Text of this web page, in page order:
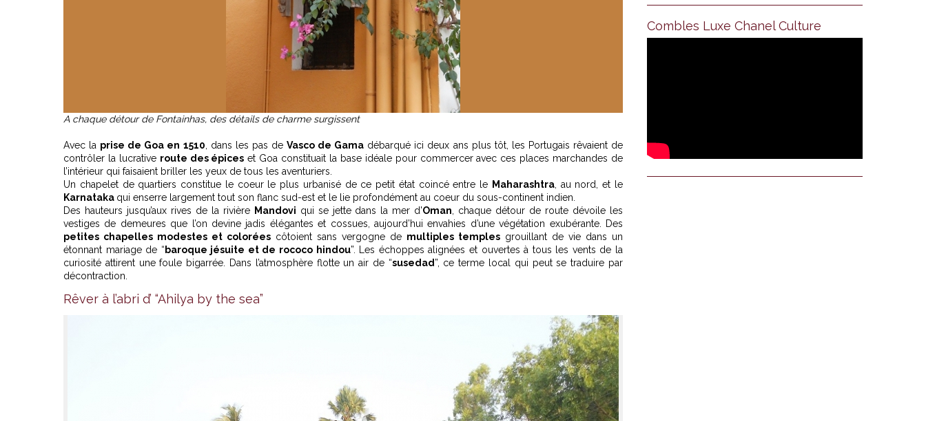
A chaque détour de Fontainhas, des détails de charme surgissent
Avec la prise de Goa en 1510 , dans les pas de Vasco de Gama débarqué ici deux ans plus tôt, les Portugais rêvaient de
contrôler la lucrative route des épices et Goa constituait la base idéale pour commercer avec ces places marchandes de
l’intérieur qui faisaient briller les yeux de tous les aventuriers.
Un chapelet de quartiers constitue le coeur le plus urbanisé de ce petit état coincé entre le Maharashtra, au nord, et le
Karnataka qui enserre largement tout son flanc sud-est et le lie profondément au coeur du sous-continent indien.
Des hauteurs jusqu’aux rives de la rivière Mandovi qui se jette dans la mer d'Oman , chaque détour de route dévoile les
vestiges de demeures que l’on devine jadis élégantes et cossues, aujourd’hui envahies d’une végétation exubérante. Des
petites chapelles modestes et colorées côtoient sans vergogne de multiples temples grouillant de vie dans un
étonnant mariage de “baroque jésuite et de rococo hindou”. Les échoppes alignées et ouvertes à tous les vents de la
curiosité attirent une foule bigarrée. Dans l’atmosphère flotte un air de “susedad”, ce terme local qui peut se traduire par
décontraction.
Rêver à l’abri d’ “Ahilya by the sea”
Combles Luxe Chanel Culture